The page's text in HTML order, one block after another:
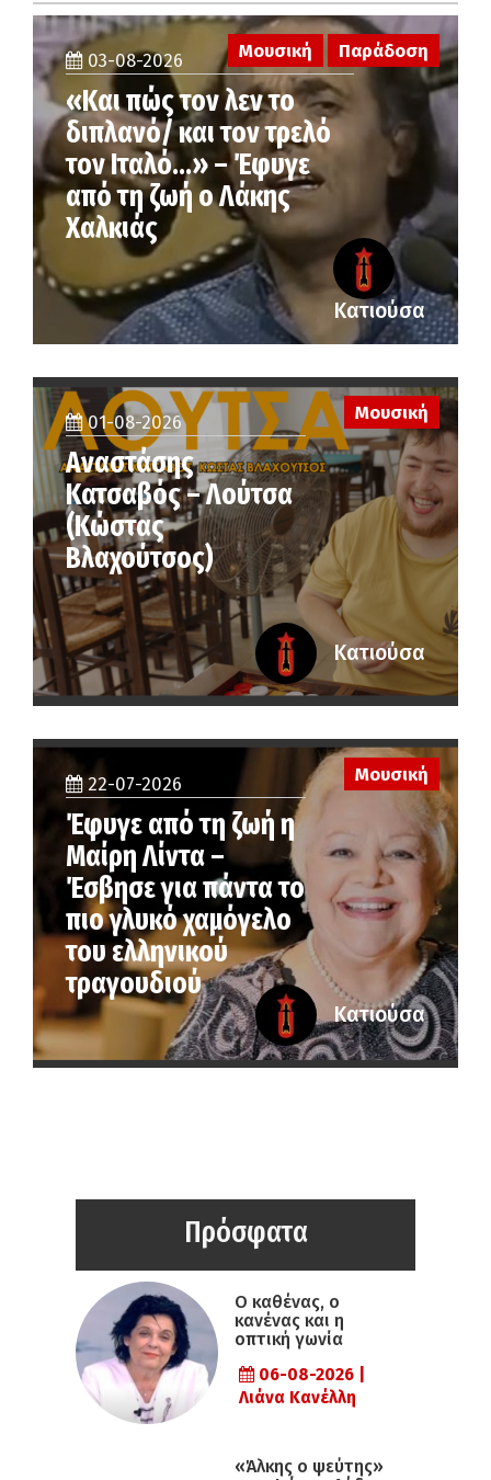
Μουσική Παράδοση
03-08-2026
«Και πώς τον λεν το
διπλανό/ και τον τρελό
τον Ιταλό…» – Έφυγε
από τη ζωή ο Λάκης
Χαλκιάς
Κατιούσα
01-08-2026
Αναστάσης
Κατσαβός – Λούτσα
(Κώστας
Βλαχούτσος)
Μουσική
Κατιούσα
22-07-2026
Έφυγε από τη ζωή η
Μαίρη Λίντα –
Έσβησε για πάντα το
πιο γλυκό χαμόγελο
του ελληνικού
τραγουδιού
Μουσική
Κατιούσα
Πρόσφατα
Ο καθένας, ο
κανένας και η
οπτική γωνία
06-08-2026 |
Λιάνα Κανέλλη
«Άλκης ο ψεύτης»